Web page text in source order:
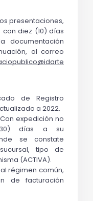
presentaciones,
diez (10) días
documentación
al correo
de Registro
a 2022.
expedición no
días a su
se constate
tipo de
(ACTIVA).
régimen común,
de facturación